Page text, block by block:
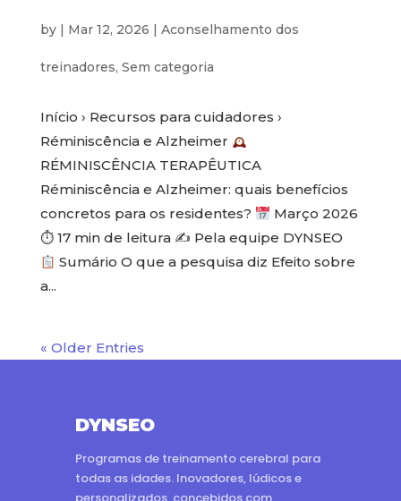
by | Mar 12, 2026 | Aconselhamento dos
treinadores, Sem categoria
Início › Recursos para cuidadores ›
Réminiscência e Alzheimer
RÉMINISCÊNCIA TERAPÊUTICA
Réminiscência e Alzheimer: quais benefícios
concretos para os residentes?
Março 2026
⏱ 17 min de leitura ✍ Pela equipe DYNSEO
Sumário O que a pesquisa diz Efeito sobre
a...
« Older Entries
DYNSEO
Programas de treinamento cerebral para
todas as idades. Inovadores, lúdicos e